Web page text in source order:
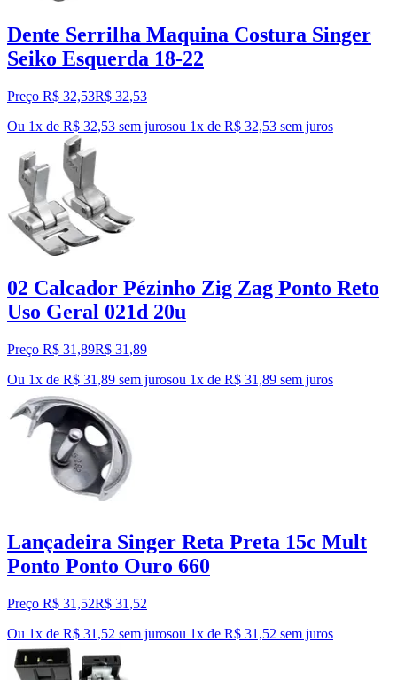
Dente Serrilha Maquina Costura Singer
Seiko Esquerda 18-22
Preço R$ 32,53R$ 32,53
Ou 1x de R$ 32,53 sem jurosou 1x de R$ 32,53 sem juros
02 Calcador Pézinho Zig Zag Ponto Reto
Uso Geral 021d 20u
Preço R$ 31,89R$ 31 ,89
Ou 1x de R$ 31,89 sem jurosou 1x de R$ 31,89 sem juros
Lançadeira Singer Reta Preta 15c Mult
Ponto Ponto Ouro 660
Preço R$ 31,52R$ 31 ,52
Ou 1x de R$ 31,52 sem jurosou 1x de R$ 31,52 sem juros